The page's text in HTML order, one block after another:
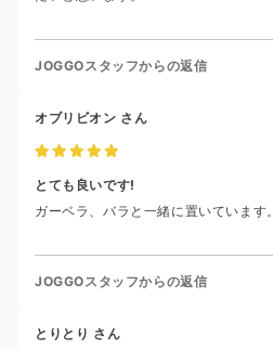
JOGGOスタッフからの返信
オブリビオン さん
とても良いです!
ガーベラ、バラと一緒に置いています
JOGGOスタッフからの返信
とりとり さん